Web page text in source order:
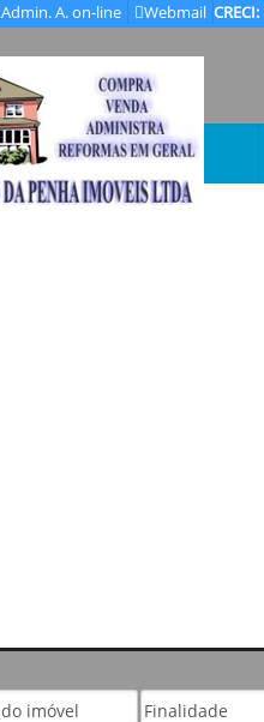
Admin. A. on-line Webmail